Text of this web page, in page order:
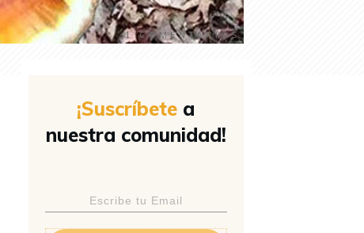
1COMENTARIOS
¡Suscríbete a
nuestra comunidad!